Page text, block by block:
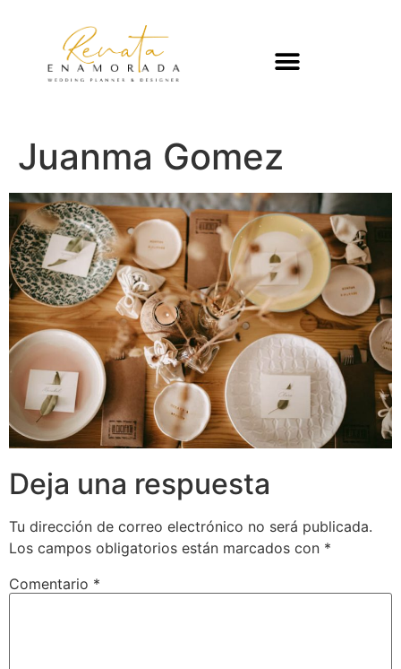
Juanma Gomez
Deja una respuesta
Tu dirección de correo electrónico no será publicada.
Los campos obligatorios están marcados con *
Comentario *